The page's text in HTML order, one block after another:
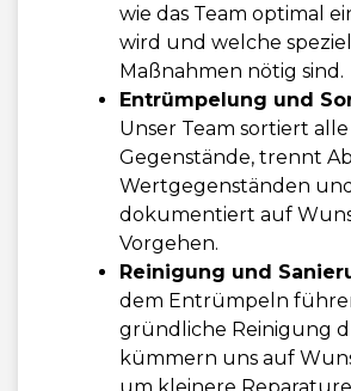
wie das Team optimal
wird und welche
Maßnahmen nötig sind.
Entrümpelung und
Unser Team sortiert alle
Gegenstände, trennt
Wertgegenständen und
dokumentiert auf
Vorgehen.
Reinigung und
dem Entrümpeln
gründliche Reinigung
kümmern uns auf
um kleinere